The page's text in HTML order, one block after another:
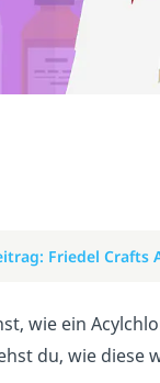
Friedel Crafts
wie ein
du, wie diese